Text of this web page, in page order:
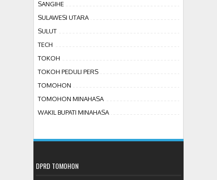
SANGIHE
SULAWESI UTARA
SULUT
TECH
TOKOH
TOKOH PEDULI PERS
TOMOHON
TOMOHON MINAHASA
WAKIL BUPATI MINAHASA
DPRD TOMOHON